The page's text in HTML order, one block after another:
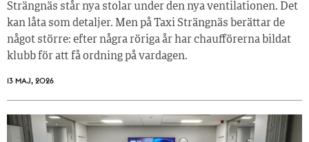
Strängnäs står nya stolar under den nya ventilationen. Det
kan låta som detaljer. Men på Taxi Strängnäs berättar de
något större: efter några röriga år har chaufförerna bildat
klubb för att få ordning på vardagen.
13 MAJ, 2026